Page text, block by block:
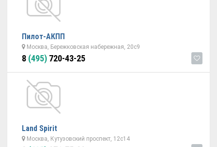
Пилот-АКПП
Москва, Бережковская набережная, 20с9
8 (495) 720-43-25
Land Spirit
Москва, Кутузовский проспект, 12с14